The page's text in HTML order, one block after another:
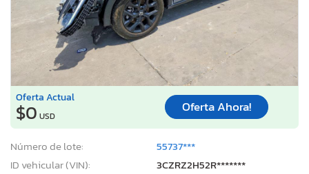
Oferta Actual
$0 USD
Oferta Ahora!
Número de lote:
55737***
ID vehicular (VIN):
3CZRZ2H52R*******